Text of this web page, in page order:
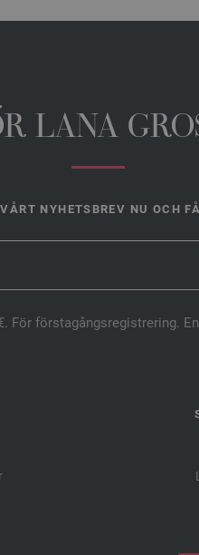
LANA
NYHETSBREV NU OCH
För förstagångsregistrering.